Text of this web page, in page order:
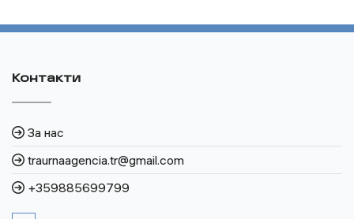
Контакти
За нас
traurnaagencia.tr@gmail.com
+359885699799